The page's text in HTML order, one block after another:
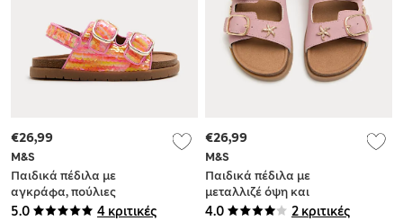
5.0 4 κριτικές
M&S
Παιδικά πέδιλα με
αγκράφα, πούλιες
και ενσωματωμένη
€26,99
4.0 2 κριτικές
M&S
Παιδικά πέδιλα με
μεταλλιζέ όψη και
σχέδιο κοχύλια (4
€26,99